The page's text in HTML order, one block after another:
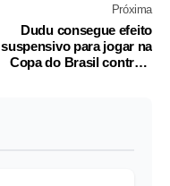
Próxima
Dudu consegue efeito
suspensivo para jogar na
Copa do Brasil contra o